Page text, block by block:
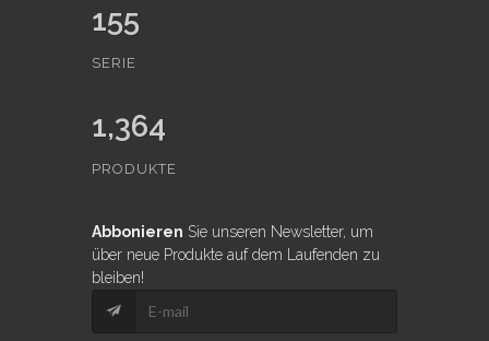
155
SERIE
1,364
PRODUKTE
Abbonieren Sie unseren Newsletter, um
über neue Produkte auf dem Laufenden zu
bleiben!